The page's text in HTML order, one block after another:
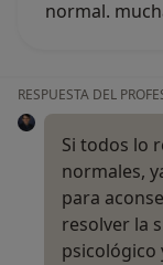
normal.
RESPUESTA DEL
Si todos lo
normales,
para
resolver la
psicológico